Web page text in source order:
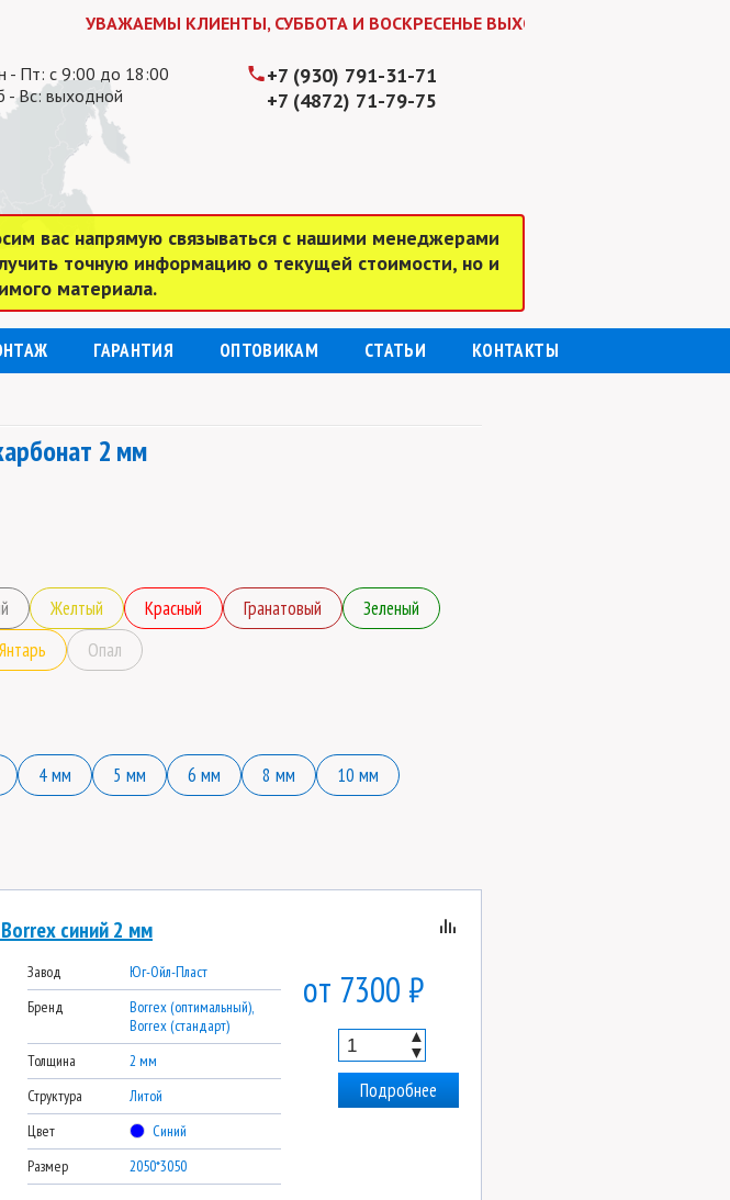
УВАЖАЕМЫ КЛИЕНТЫ, СУББОТА И ВОСКРЕСЕНЬЕ ВЫХОДНЫЕ ДНИ! ЖДЕМ ВАС В
- Пт: с 9:00 до 18:00
- Вс: выходной
+7 (930) 791-31-71
+7 (4872) 71-79-75
вас напрямую связываться с нашими менеджерами
точную информацию о текущей стоимости, но и
материала.
ГАРАНТИЯ ОПТОВИКАМ СТАТЬИ КОНТАКТЫ
2 мм
Желтый Красный Гранатовый
Зеленый
Янтарь Опал
4 мм 5 мм 6 мм 8 мм
10 мм
синий 2 мм
Завод
Юг-Ойл-Пласт
Бренд
Borrex (оптимальный),
Borrex (стандарт)
Толщина
2 мм
Структура
Литой
Цвет
Синий
Размер
2050*3050
от 7300 ₽
▲
▼
Подробнее